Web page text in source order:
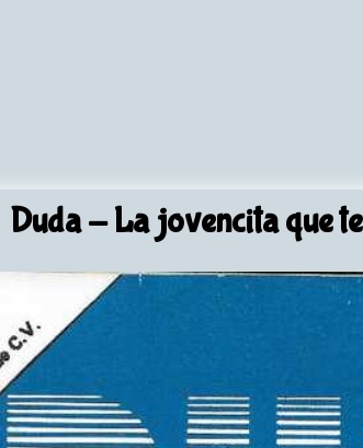
Duda- La jovencita que